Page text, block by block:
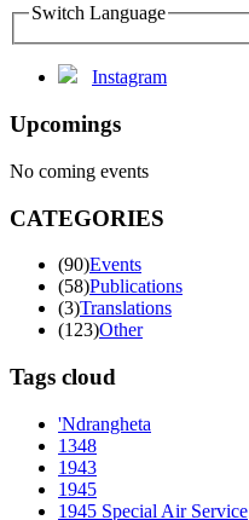
Switch Language
Instagram
Upcomings
No coming events
CATEGORIES
(90)Events
(58)Publications
(3)Translations
(123)Other
Tags cloud
'Ndrangheta
1348
1943
1945
1945 Special Air Service